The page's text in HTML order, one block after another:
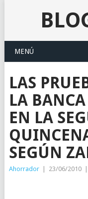
MENÚ
LAS
LA
EN LA
SEGÚN
Ahorrador 23/06/2010